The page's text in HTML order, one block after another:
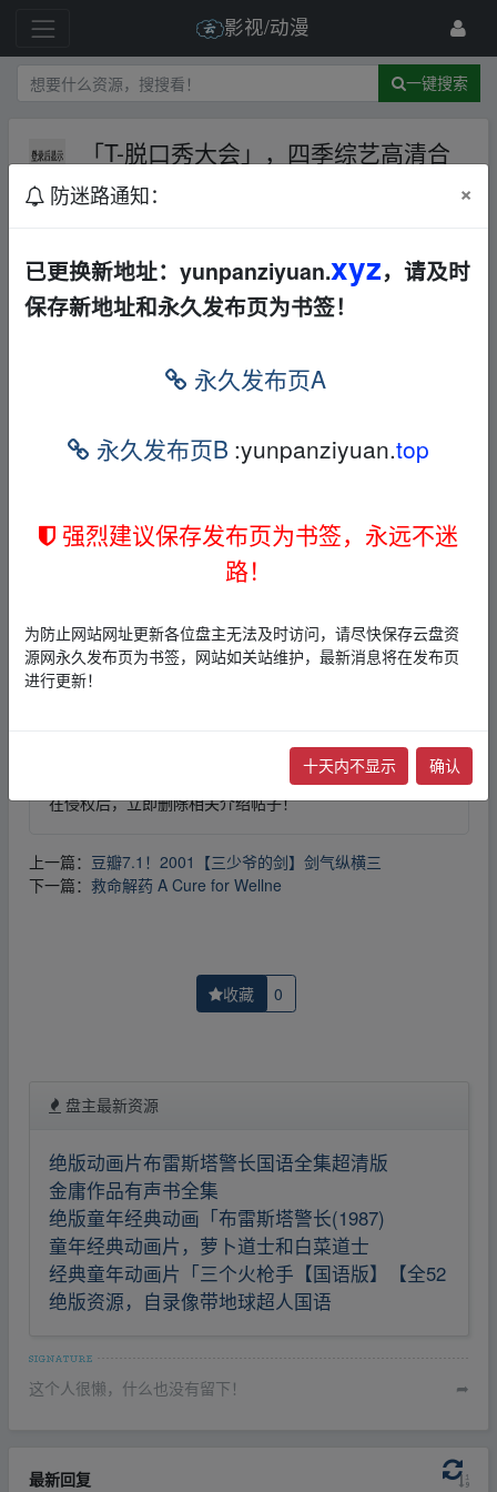
影视/动漫
一键搜索
「T-脱口秀大会」，四季综艺高清合
集
AL
「T-脱口秀大会」，点击链接保存，或者复
制本段内容，打开「阿里云盘」APP ，无需
om w▁ww.y‥un‥pan zi▂yu‥an.xy▂z
链接：
https://www.aliyundrive.com/s/K8mDYh
ZJSgm
2，本文内容仅代表作者本人观点，不代表本网站立场，作
者文责自负。
3，本文内所有链接指向的云盘网盘资源，其版权归版权方
4，如您认为本站任何介绍帖侵犯了您的合法版权，请点击
进行投诉，我们将在确认本文链接指向的资源存
在侵权后，立即删除相关介绍帖子！
上一篇： 豆瓣7.1！2001【三少爷的剑】剑气纵横三
下一篇： 救命解药 A Cure for Wellne
收藏 0
盘主最新资源
绝版动画片布雷斯塔警长国语全集超清版
金庸作品有声书全集
绝版童年经典动画「布雷斯塔警长(1987)
童年经典动画片，萝卜道士和白菜道士
经典童年动画片「三个火枪手【国语版】【全52
绝版资源，自录像带地球超人国语
这个人很懒，什么也没有留下！ ➦
最新回复
防迷路通知： ×
已更换新地址：yunpanziyuan.xyz，请及时
保存新地址和永久发布页为书签！
永久发布页A
永久发布页B :yunpanziyuan.top
强烈建议保存发布页为书签，永远不迷
路！
为防止网站网址更新各位盘主无法及时访问，请尽快保存云盘资
源网永久发布页为书签，网站如关站维护，最新消息将在发布页
进行更新！
十天内不显示 确认